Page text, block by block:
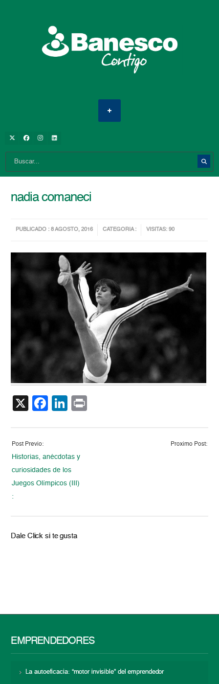
nadia comaneci
PUBLICADO : 8 AGOSTO, 2016 CATEGORIA : VISITAS: 90
X Facebook
LinkedIn
Post Previo:
Historias, anécdotas y
curiosidades de los
Juegos Olímpicos (III)
:
Proximo Post:
Dale Click si te gusta
EMPRENDEDORES
La autoeficacia: “motor invisible” del emprendedor